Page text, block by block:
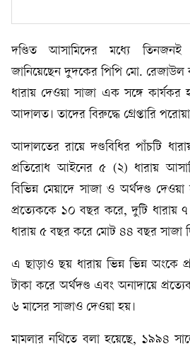
দণ্ডিত আসামিদের মধ্যে
জানিয়েছেন দুদকের পিপি মো. রেজাউল
ধারায় দেওয়া সাজা এক সঙ্গে
আদালত। তাদের বিরুদ্ধে গ্রেপ্তারি
আদালতের রায়ে দণ্ডবিধির পাঁচটি
প্রতিরোধ আইনের ৫ (২) ধারায়
বিভিন্ন মেয়াদে সাজা ও অর্থদণ্ড
প্রত্যেককে ১০ বছর করে, দুটি ধারায়
ধারায় ৫ বছর করে মোট ৪৪ বছর সাজা
এ ছাড়াও ছয় ধারায় ভিন্ন ভিন্ন
টাকা করে অর্থদণ্ড এবং অনাদায়ে
৬ মাসের সাজাও দেওয়া হয়।
মামলার নথিতে বলা হয়েছে, ১৯৯৪